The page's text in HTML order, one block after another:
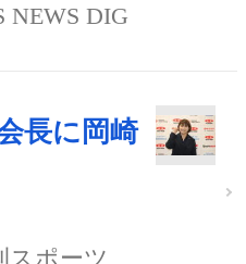
NEWS DIG
長に岡崎
スポーツ